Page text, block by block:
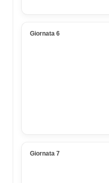
Giornata 6
Giornata 7